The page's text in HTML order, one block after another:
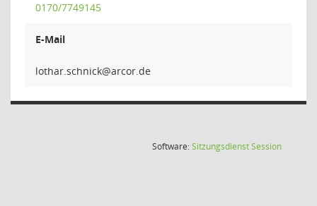
0170/7749145
E-Mail
kcinhcs
Software:SitzungsdienstSession(Wird in